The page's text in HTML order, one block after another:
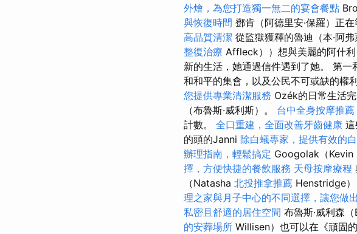
外燴，為您打造獨一無二的宴會餐點
與恢復時間 鄧肯（阿德里安·保羅）正
高品質清潔 從監獄獲釋的魯迪（本·阿
整復治療 Affleck））想與美麗的阿什
新的生活，她通過信件遇到了她。 第
和和平的集會，以及公民不可或缺的權
您提供專業清潔服務 Ozék的日常生活
（布魯斯·威利斯）。 台中全身按摩推薦
計數。 全口重建，全面改善牙齒健康
的頭的Janni 除白蟻專家，提供有效的
辦理指南，輕鬆搞定 Googolak（Kevin
擇，方便快捷的餐飲服務 天母按摩療程
（Natasha 北投推拿推薦 Henstridge）
理之家與月子中心的不同選擇，讓您做
私密且舒適的居住空間 布魯斯·威利森
的安葬場所 Willisen）也可以在《頑固